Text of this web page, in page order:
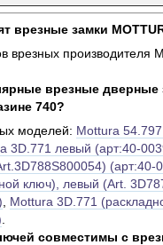
врезные замки
врезных производителя
врезные дверные
740?
моделей: Mottura
3D.771 левый (арт:40-
(арт:40-
ключ), левый (Art.
Mottura 3D.771
совместимы с